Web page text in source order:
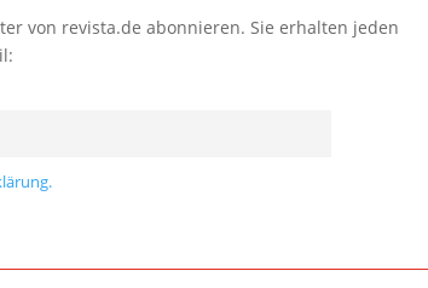
von revista.de abonnieren. Sie erhalten jeden